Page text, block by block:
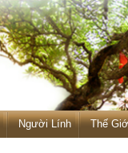
Người Lính Thế